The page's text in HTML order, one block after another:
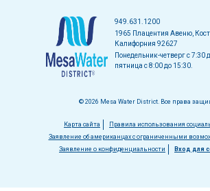
949.631.1200
1965 Плацентия Авеню,
Калифорния 92627
Понедельник-четверг с 7:30
пятница с 8:00 до 15:30.
© 2026 Mesa Water District. Все права
Меню
нижнем
Карта сайта
Правила использования
Заявление об американцах с ограниченными
Заявление о конфиденциальности
Вход для